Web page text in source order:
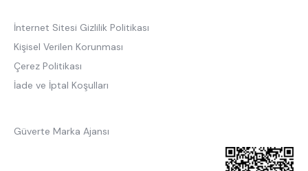
İnternet Sitesi Gizlilik Politikası
Kişisel Verilen Korunması
Çerez Politikası
İade ve İptal Koşulları
Güverte Marka Ajansı